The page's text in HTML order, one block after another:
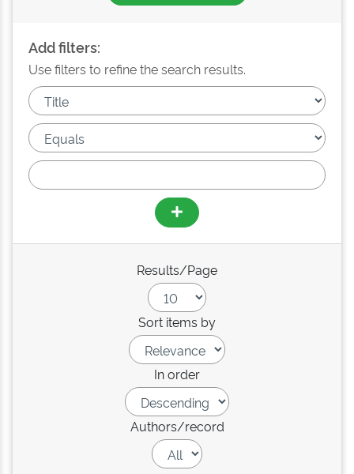
Add filters:
Use filters to refine the search results.
Results/Page
Sort items by
In order
Authors/record